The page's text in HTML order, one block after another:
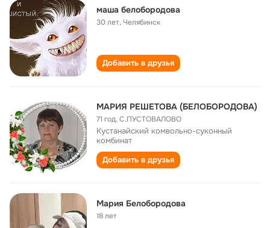
маша белобородова
30 лет,Челябинск
Добавить в друзья
МАРИЯ РЕШЕТОВА (БЕЛОБОРОДОВА)
71 год,С.ПУСТОВАЛОВО
Кустанайский комвольно-суконный
комбинат
Добавить в друзья
Мария Белобородова
18 лет